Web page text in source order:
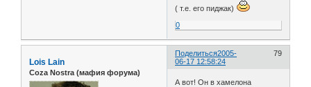
( т.е. его пиджак)
0
Поделиться 79
2005-
06-17 12:58:24
Lois Lain
Coza Nostra (мафия форума)
А вот! Он в хамелона